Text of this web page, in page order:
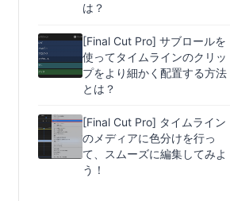
は？
[Final Cut Pro] サブロールを
使ってタイムラインのクリッ
プをより細かく配置する方法
とは？
[Final Cut Pro] タイムライン
のメディアに色分けを行っ
て、スムーズに編集してみよ
う！